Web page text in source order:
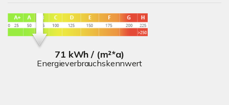
71 kWh / (m²*a)
Energieverbrauchskennwert